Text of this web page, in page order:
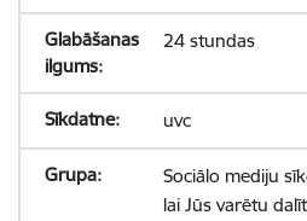
24 stundas
uvc
Sociālo mediju
lai Jūs varētu